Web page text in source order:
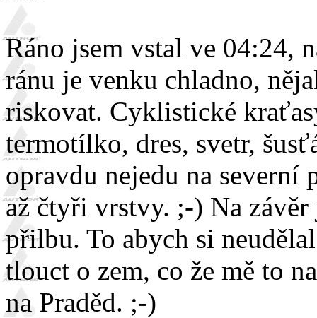
Ráno jsem vstal ve 04:24,
ránu je venku chladno,
riskovat. Cyklistické
termotílko, dres, svetr,
opravdu nejedu na
až čtyři vrstvy. ;-) Na
přilbu. To abych si
tlouct o zem, co že mě to
na Praděd. ;-)